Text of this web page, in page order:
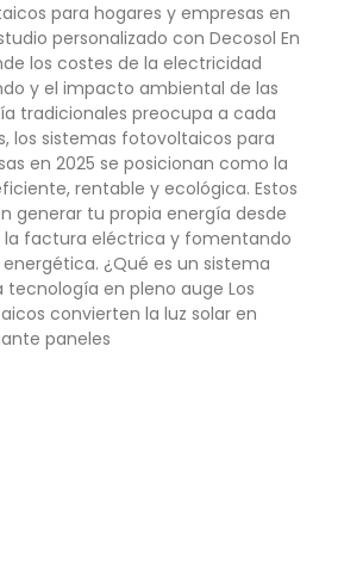
para hogares y empresas en
personalizado con Decosol En
los costes de la electricidad
y el impacto ambiental de las
tradicionales preocupa a cada
los sistemas fotovoltaicos para
en 2025 se posicionan como la
rentable y ecológica. Estos
generar tu propia energía desde
la factura eléctrica y fomentando
¿Qué es un sistema
en pleno auge Los
convierten la luz solar en
paneles